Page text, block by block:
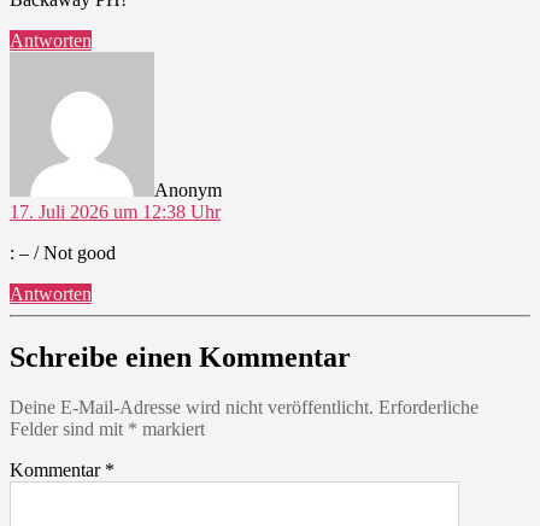
Antworten
Anonym
17. Juli 2026 um 12:38 Uhr
: – / Not good
Antworten
Schreibe einen Kommentar
Deine E-Mail-Adresse wird nicht veröffentlicht. Erforderliche
Felder sind mit * markiert
Kommentar *